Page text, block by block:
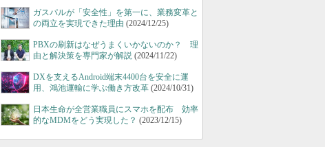
ガスパルが「安全性」を第一に、業務変革と
の両立を実現できた理由 (2024/12/25)
PBXの刷新はなぜうまくいかないのか？ 理
由と解決策を専門家が解説 (2024/11/22)
DXを支えるAndroid端末4400台を安全に運
用、鴻池運輸に学ぶ働き方改革 (2024/10/31)
日本生命が全営業職員にスマホを配布 効率
的なMDMをどう実現した？ (2023/12/15)